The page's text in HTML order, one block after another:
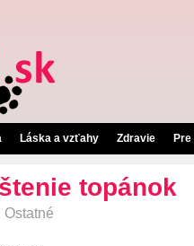
Láska a vzťahy Zdravie
topánok
Ostatné